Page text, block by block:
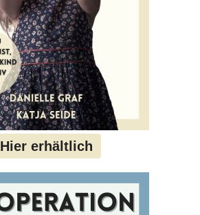
Hier erhältlich